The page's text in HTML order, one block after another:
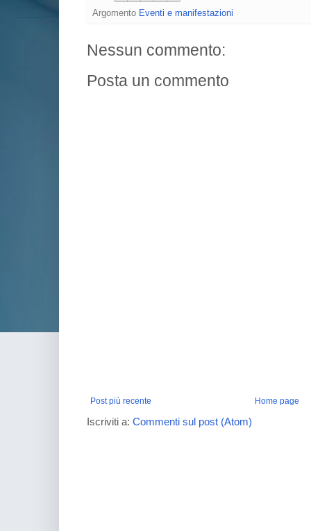
Argomento Eventi e manifestazioni
Nessun commento:
Posta un commento
Post più recente Home page
Iscriviti a: Commenti sul post (Atom)